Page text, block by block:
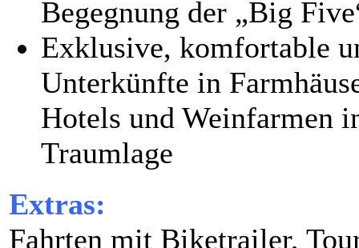
Begegnung der „Big
Exklusive, komfortable
Unterkünfte in
Hotels und Weinfarmen
Traumlage
Extras:
Fahrten mit Biketrailer,